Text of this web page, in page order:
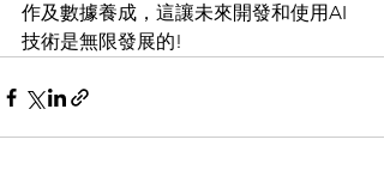
作及數據養成，這讓未來開發和使用AI
技術是無限發展的!